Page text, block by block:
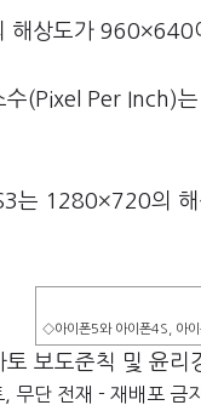
해상도가
수(Pixel Per Inch)
는 1280×720의
◇아이폰5와 아이폰4S, 아이
보도준칙 및 윤리
무단 전재 - 재배포 금지